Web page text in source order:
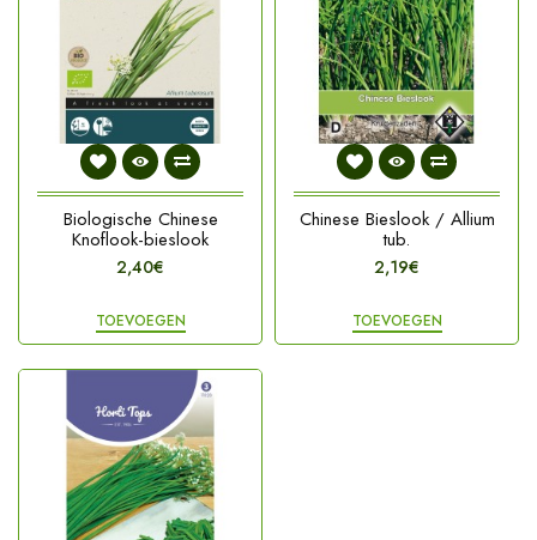
Biologische Chinese
Knoflook-bieslook
2,40€
TOEVOEGEN
Chinese Bieslook / Allium
tub.
2,19€
TOEVOEGEN